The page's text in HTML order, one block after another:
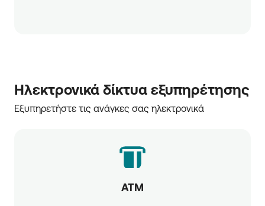
Ηλεκτρονικά δίκτυα εξυπηρέτησης
Εξυπηρετήστε τις ανάγκες σας ηλεκτρονικά
ATM